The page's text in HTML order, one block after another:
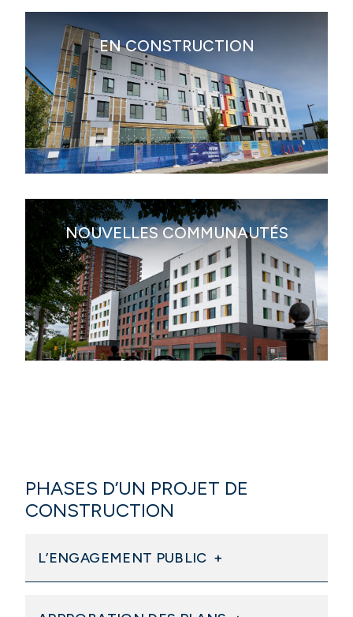
EN CONSTRUCTION
TROUVER UN LOGEMENT
NOUVELLES COMMUNAUTÉS
PHASES D’UN PROJET DE
CONSTRUCTION
L’ENGAGEMENT PUBLIC